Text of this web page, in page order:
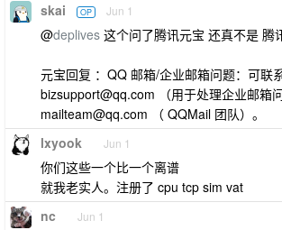
skai OP Jun 1
@deplives 这个问了腾讯元宝 还真不是 腾
元宝回复 ：QQ 邮箱/企业邮箱问题：可联
bizsupport@qq.com （用于处理企业邮箱
mailteam@qq.com （ QQMail 团队）。
lxyook Jun 1
你们这些一个比一个离谱
就我老实人。注册了 cpu tcp sim vat
nc Jun 1